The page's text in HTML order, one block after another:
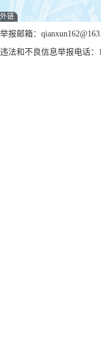
外链
举报邮箱：
违法和不良信息举报电话：